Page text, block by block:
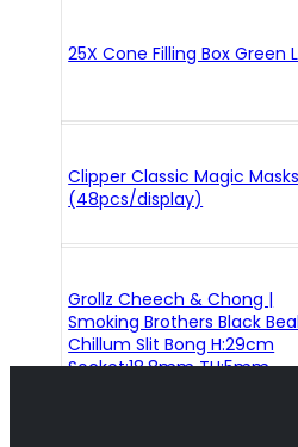
25X Cone Filling Box Green
Clipper Classic Magic Masks
(48pcs/display)
Grollz Cheech & Chong |
Smoking Brothers Black
Chillum Slit Bong H:29cm
Socket:18.8mm TH:5mm